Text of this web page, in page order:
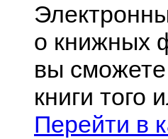
о книжных
вы сможете
книги того
Перейти в